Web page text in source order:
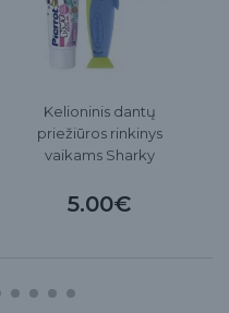
Kelioninis dantų
priežiūros rinkinys
vaikams Sharky
5.00€